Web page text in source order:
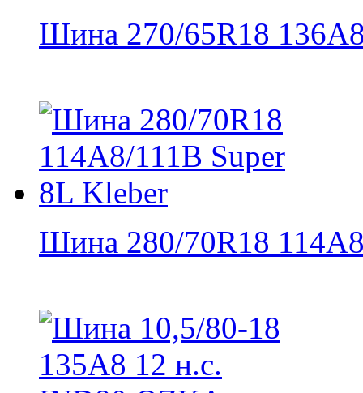
Шина 270/65R18
Шина 280/70R18